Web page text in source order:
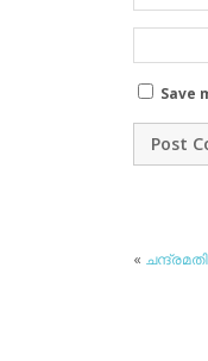
Save
«